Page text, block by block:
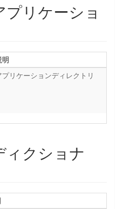
リケーショ
明
プリケーションディレクトリ
クショナ